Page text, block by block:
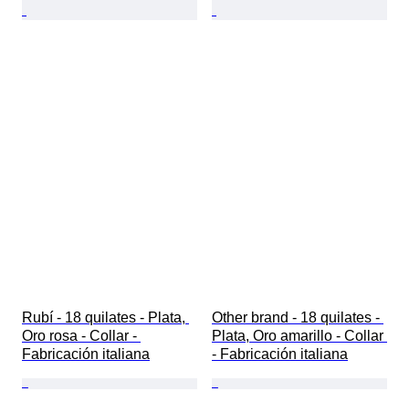
Rubí - 18 quilates - Plata,
Oro rosa - Collar -
Fabricación italiana
Other brand - 18 quilates -
Plata, Oro amarillo - Collar
- Fabricación italiana